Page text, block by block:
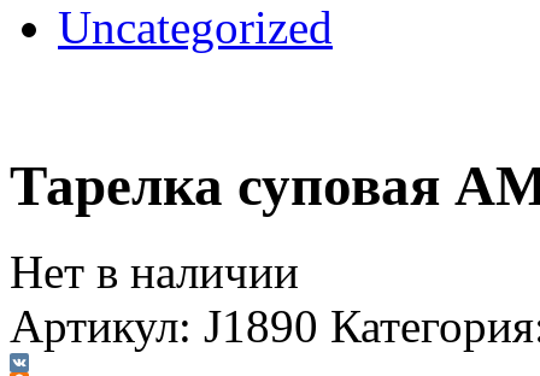
Uncategorized
Тарелка суповая
Нет в наличии
Артикул: J1890